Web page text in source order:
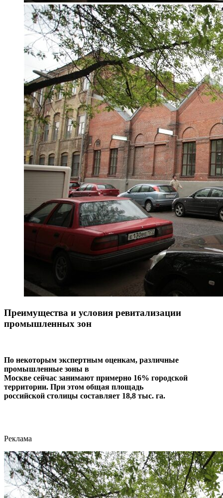
Преимущества и условия ревитализации
промышленных зон
По некоторым экспертным оценкам, различные
промышленные зоны в
Москве сейчас занимают примерно 16% городской
территории. При этом общая площадь
российской столицы составляет 18,8 тыс. га.
Реклама